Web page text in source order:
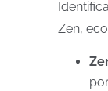
Zen,